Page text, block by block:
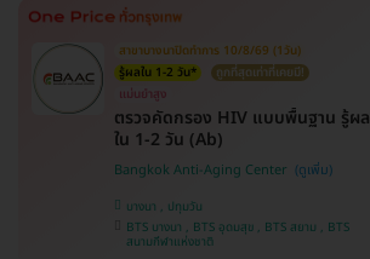
สาขาบางนาปิดทำการ 10/8/69 (1วัน)
รู้ผลใน 1-2 วัน*
ถูกที่สุดเท่าที่เคยมี!
แม่นยำสูง
ตรวจคัดกรอง HIV แบบพื้นฐาน รู้ผล
ใน 1-2 วัน (Ab)
Bangkok Anti-Aging Center
บางนา , ปทุมวัน
BTS บางนา , BTS อุดมสุข , BTS สยาม , BTS
สนามกีฬาแห่งชาติ